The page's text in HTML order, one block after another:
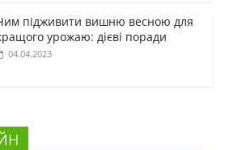
підживити вишню весною для
урожаю: дієві поради
04.04.2023